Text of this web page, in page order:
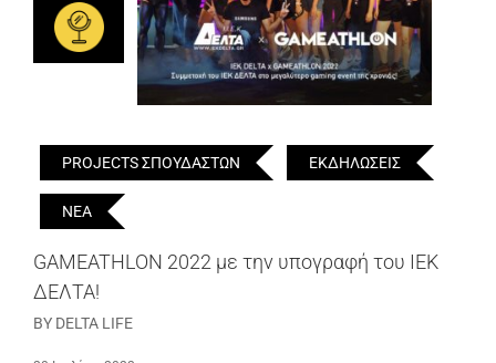
PROJECTS ΣΠΟΥΔΑΣΤΩΝ ΕΚΔΗΛΩΣΕΙΣ
ΝΕΑ
GAMEATHLON 2022 με την υπογραφή του ΙΕΚ
ΔΕΛΤΑ!
BY DELTA LIFE